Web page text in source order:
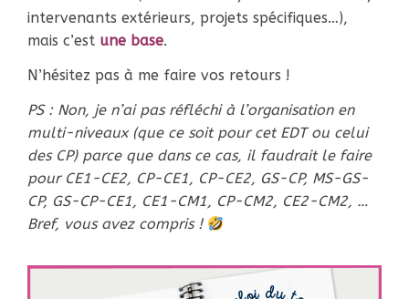
intervenants extérieurs, projets spécifiques…),
mais c’est une base.
N’hésitez pas à me faire vos retours !
PS : Non, je n’ai pas réfléchi à l’organisation en
multi-niveaux (que ce soit pour cet EDT ou celui
des CP) parce que dans ce cas, il faudrait le faire
pour CE1-CE2, CP-CE1, CP-CE2, GS-CP, MS-GS-
CP, GS-CP-CE1, CE1-CM1, CP-CM2, CE2-CM2, …
Bref, vous avez compris !